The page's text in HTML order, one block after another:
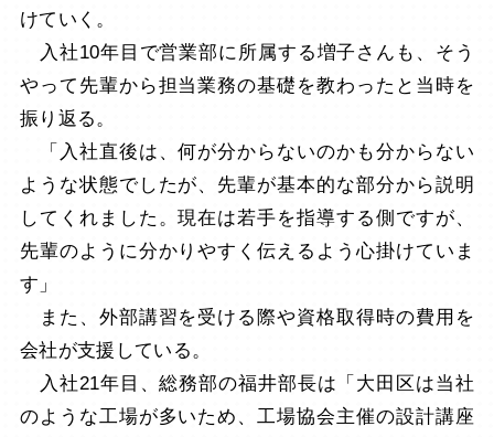
けていく。
入社10年目で営業部に所属する増子さんも、そう
やって先輩から担当業務の基礎を教わったと当時を
振り返る。
「入社直後は、何が分からないのかも分からない
ような状態でしたが、先輩が基本的な部分から説明
してくれました。現在は若手を指導する側ですが、
先輩のように分かりやすく伝えるよう心掛けていま
す」
また、外部講習を受ける際や資格取得時の費用を
会社が支援している。
入社21年目、総務部の福井部長は「大田区は当社
のような工場が多いため、工場協会主催の設計講座